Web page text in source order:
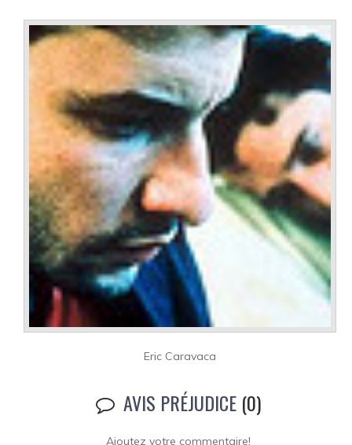
Eric Caravaca
AVIS PRÉJUDICE(0)
Ajoutez votre commentaire!